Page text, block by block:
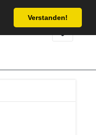
Verstanden!
Service/Hilfe